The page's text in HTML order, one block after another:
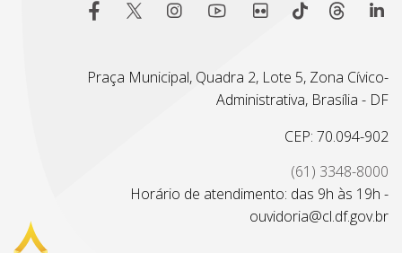
Praça Municipal, Quadra 2, Lote 5, Zona Cívico-
Administrativa, Brasília - DF
CEP: 70.094-902
(61) 3348-8000
Horário de atendimento: das 9h às 19h -
ouvidoria@cl.df.gov.br